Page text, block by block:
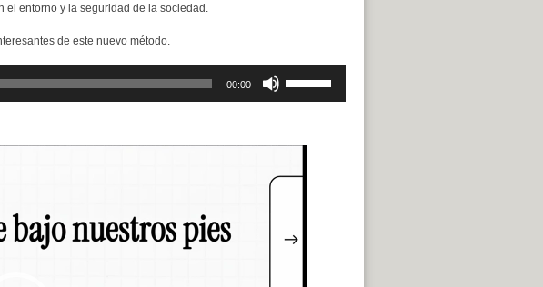
entorno y la seguridad de la sociedad.
de este nuevo método.
00:00
las
teclas
el